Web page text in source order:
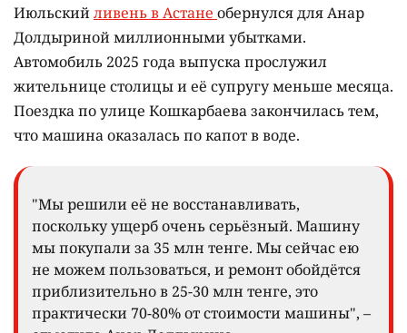
Июльскийливень в Астане обернулся для Анар
Долдыриной миллионными убытками.
Автомобиль 2025 года выпуска прослужил
жительнице столицы и её супругу меньше месяца.
Поездка по улице Кошкарбаева закончилась тем,
что машина оказалась по капот в воде.
"Мы решили её не восстанавливать,
поскольку ущерб очень серьёзный. Машину
мы покупали за 35 млн тенге. Мы сейчас ею
не можем пользоваться, и ремонт обойдётся
приблизительно в 25-30 млн тенге, это
практически 70-80% от стоимости машины", –